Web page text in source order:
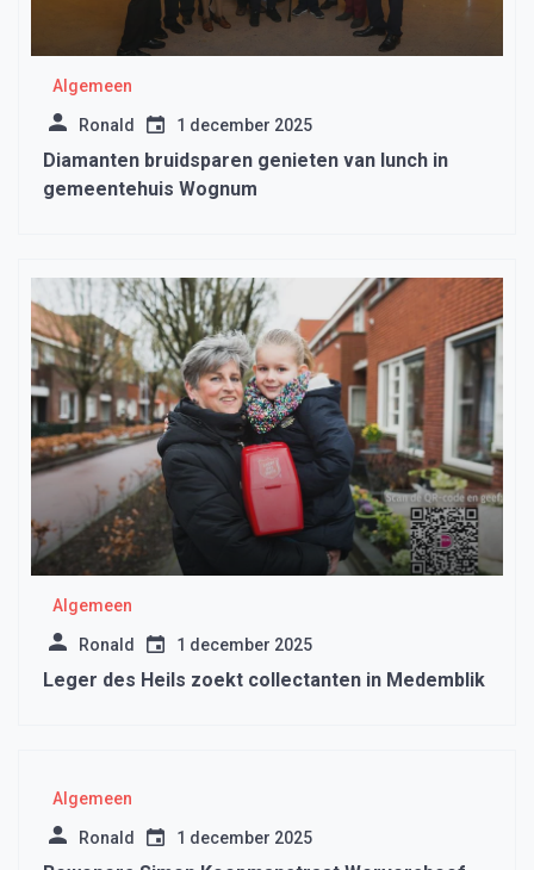
Algemeen
Ronald 1 december 2025
Diamanten bruidsparen genieten van lunch in
gemeentehuis Wognum
Algemeen
Ronald 1 december 2025
Leger des Heils zoekt collectanten in Medemblik
Algemeen
Ronald 1 december 2025